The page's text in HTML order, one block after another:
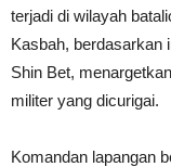
terjadi di wilayah
Kasbah, berdasarkan
Shin Bet,
militer yang dicurigai.
Komandan lapangan